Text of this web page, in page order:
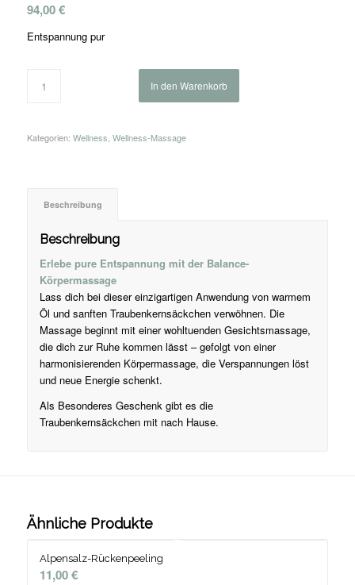
94,00€
Entspannung pur
In den Warenkorb
Kategorien: Wellness Wellness-Massage
Beschreibung
Beschreibung
Erlebe pure Entspannung mit der Balance-
Körpermassage
Lass dich bei dieser einzigartigen Anwendung von warmem
Öl und sanften Traubenkernsäckchen verwöhnen. Die
Massage beginnt mit einer wohltuenden Gesichtsmassage,
die dich zur Ruhe kommen lässt – gefolgt von einer
harmonisierenden Körpermassage, die Verspannungen löst
und neue Energie schenkt.
Als Besonderes Geschenk gibt es die
Traubenkernsäckchen mit nach Hause.
Ähnliche Produkte
Alpensalz-Rückenpeeling
11,00€